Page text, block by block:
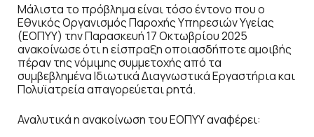
Μάλιστα το πρόβλημα είναι τόσο έντονο που ο
Εθνικός Οργανισμός Παροχής Υπηρεσιών Υγείας
(ΕΟΠΥΥ) την Παρασκευή 17 Οκτωβρίου 2025
ανακοίνωσε ότι η είσπραξη οποιασδήποτε αμοιβής
πέραν της νόμιμης συμμετοχής από τα
συμβεβλημένα Ιδιωτικά Διαγνωστικά Εργαστήρια και
Πολυϊατρεία απαγορεύεται ρητά.
Αναλυτικά η ανακοίνωση του ΕΟΠΥΥ αναφέρει: